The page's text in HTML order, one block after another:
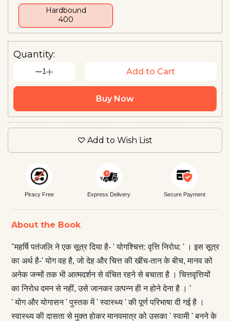
Hardbound
₹400
Quantity:
1 Add to Cart
Buy Now
Add to Wish List
Piracy Free Express Delivery Secure Payment
About the Book
"महर्षि पतंजलि ने एक सूत्र दिया है- ' योगश्‍च‌ित्त: वृत्ति निरोध: ' । इस सूत्र
का अर्थ है-' योग वह है, जो देह और चित्त की खींच-तान के बीच, मानव को
अनेक जन्मों तक भी आत्मदर्शन से वंचित रहने से बचाता है । चित्तवृत्तियों
का निरोध दमन से नहीं, उसे जानकर उत्पन्न ही न होने देना है । '
' योग और योगासन ' पुस्तक में ' स्वास्थ्य ' की पूर्ण परिभाषा दी गई है ।
स्वास्थ्य की दासता से मुक्त होकर मानवमात्र को उसका ' स्वामी ' बनने के